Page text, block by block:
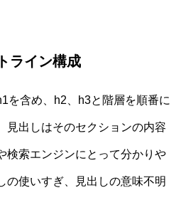
ライン構成
を含め、h2、h3と階層を順番に
見出しはそのセクションの内容
検索エンジンにとって分かりや
の使いすぎ、見出しの意味不明